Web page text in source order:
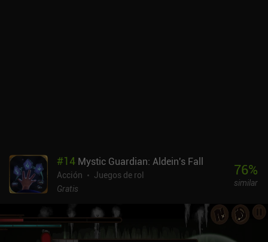
#14 Mystic Guardian: Aldein's Fall
Acción
Juegos de rol
Gratis
76%
similar